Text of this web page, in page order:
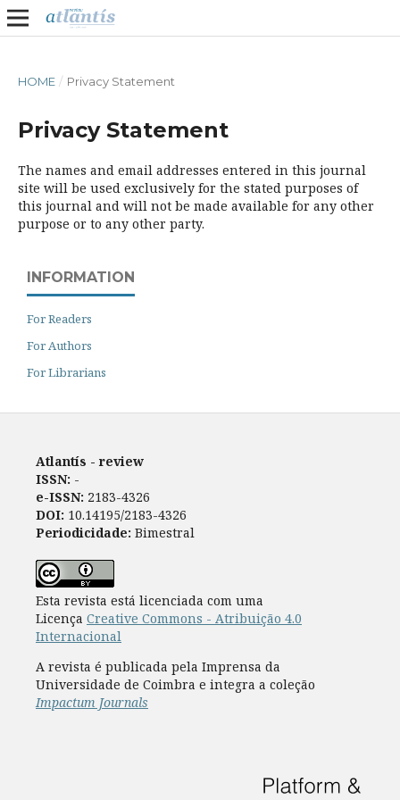
HOME / Privacy Statement
Privacy Statement
The names and email addresses entered in this journal
site will be used exclusively for the stated purposes of
this journal and will not be made available for any other
purpose or to any other party.
INFORMATION
For Readers
For Authors
For Librarians
Atlantís - review
ISSN: -
e-ISSN: 2183-4326
DOI: 10.14195/2183-4326
Periodicidade: Bimestral
Esta revista está licenciada com uma
Licença Creative Commons - Atribuição 4.0
Internacional
A revista é publicada pela Imprensa da
Universidade de Coimbra e integra a coleção
Impactum Journals